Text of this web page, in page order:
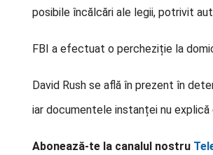
posibile încălcări ale legii, potrivit
FBI a efectuat o percheziție la
David Rush se află în prezent în
iar documentele instanței nu
Abonează-te la canalul nostru